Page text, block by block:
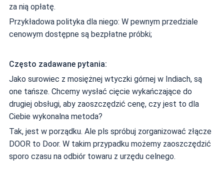
za nią opłatę.
Przykładowa polityka dla niego: W pewnym przedziale
cenowym dostępne są bezpłatne próbki;
Często zadawane pytania:
Jako surowiec z mosiężnej wtyczki górnej w Indiach, są
one tańsze. Chcemy wysłać cięcie wykańczające do
drugiej obsługi, aby zaoszczędzić cenę, czy jest to dla
Ciebie wykonalna metoda?
Tak, jest w porządku. Ale pls spróbuj zorganizować złącze
DOOR to Door. W takim przypadku możemy zaoszczędzić
sporo czasu na odbiór towaru z urzędu celnego.